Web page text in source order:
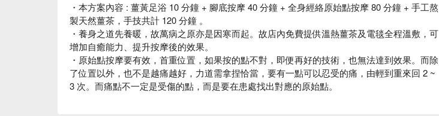
・本方案內容 : 薑黃足浴 10 分鐘 + 腳底按摩 40 分鐘 + 全身經絡原始點按摩 80 分鐘 + 手工熬
製天然薑茶，手技共計 120 分鐘 。
・養身之道先養暖，故萬病之原亦是因寒而起。故店內免費提供溫熱薑茶及電毯全程溫敷，可
增加自癒能力、提升按摩後的效果。
・原始點按摩要有效，首重位置，如果按的點不對，即便再好的技術，也無法達到效果。而除
了位置以外，也不是越痛越好，力道需拿捏恰當，要有一點可以忍受的痛，由輕到重來回 2 ~
3 次。而痛點不一定是受傷的點，而是要在患處找出對應的原始點。